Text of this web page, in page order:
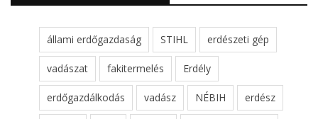
állami erdőgazdaság STIHL erdészeti gép
vadászat fakitermelés Erdély
erdőgazdálkodás vadász NÉBIH erdész